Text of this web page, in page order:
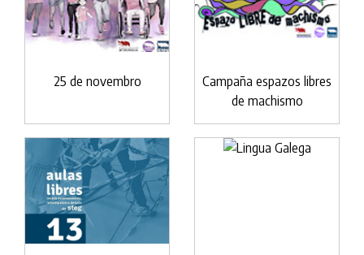
25 de novembro
Campaña espazos libres
de machismo